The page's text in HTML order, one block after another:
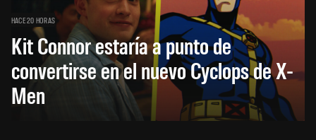
HACE 20 HORAS
Kit Connor estaría a punto de
convertirse en el nuevo Cyclops de X-
Men